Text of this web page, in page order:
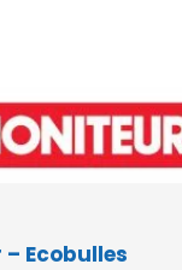
Ecobulles